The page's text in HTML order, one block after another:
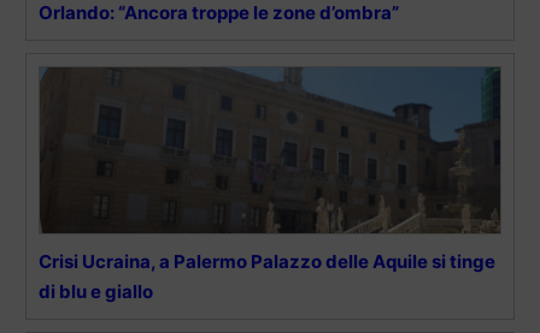
Orlando: “Ancora troppe le zone d’ombra”
Crisi Ucraina, a Palermo Palazzo delle Aquile si tinge
di blu e giallo